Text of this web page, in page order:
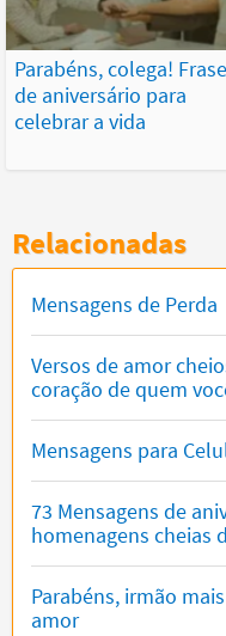
Parabéns, colega!
de aniversário para
celebrar a vida
Relacionadas
Mensagens de Perda
Versos de amor
coração de quem
Mensagens para
73 Mensagens de
homenagens cheias
Parabéns, irmão
amor